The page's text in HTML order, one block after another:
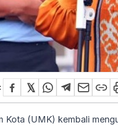
Kota (UMK) kembali